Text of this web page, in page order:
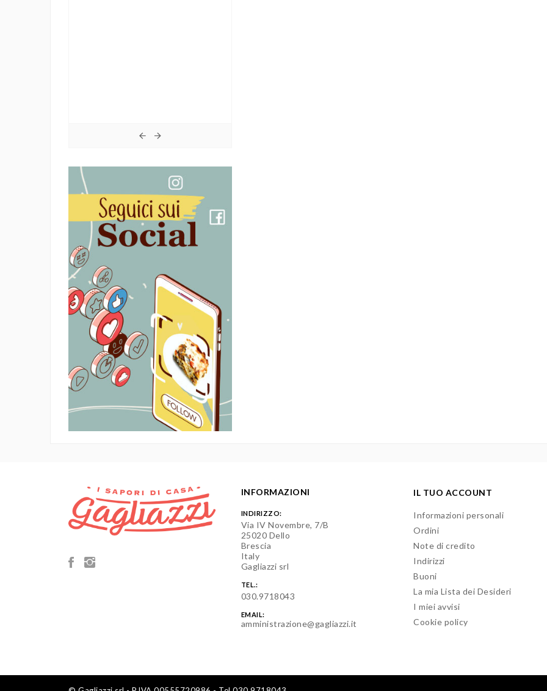
INFORMAZIONI
INDIRIZZO:
Via IV Novembre, 7/B
25020 Dello
Brescia
Italy
Gagliazzi srl
TEL.:
030.9718043
EMAIL:
amministrazione@gagliazzi.it
IL TUO ACCOUNT
Informazioni personali
Ordini
Note di credito
Indirizzi
Buoni
La mia Lista dei Desideri
I miei avvisi
Cookie policy